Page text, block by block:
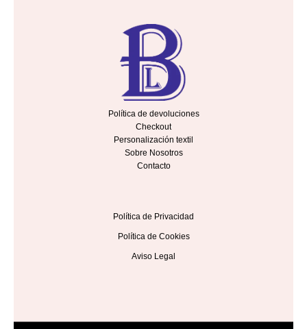
Política de devoluciones
Checkout
Personalización textil
Sobre Nosotros
Contacto
Política de Privacidad
Política de Cookies
Aviso Legal